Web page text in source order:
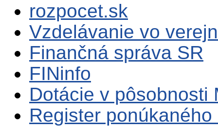
rozpocet.sk
Vzdelávanie vo
Finančná správa SR
FINinfo
Dotácie v pôsobnosti
Register